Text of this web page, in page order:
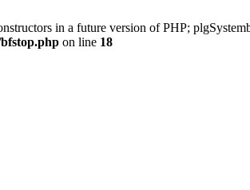
in a future version of PHP;
on line 18